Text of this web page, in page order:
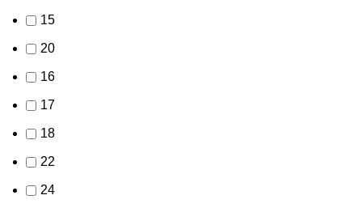
15
20
16
17
18
22
24